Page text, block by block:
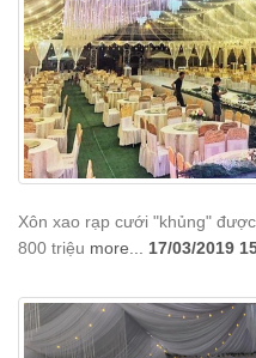
Xôn xao rạp cưới "khủng"
800 triệu more... 17/03/2019